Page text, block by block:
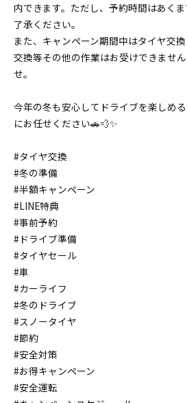
内できます。ただし、予約時間はあく
了承ください。
また、キャンペーン期間中はタイヤ交
交換等その他の作業はお受けできませ
せ。
今年の冬も安心してドライブを楽しめ
にお任せください🚗💨✨
#タイヤ交換
#冬の準備
#半額キャンペーン
#LINE特典
#事前予約
#ドライブ準備
#タイヤセール
#車
#カーライフ
#冬のドライブ
#スノータイヤ
#節約
#安全対策
#お得キャンペーン
#安全運転